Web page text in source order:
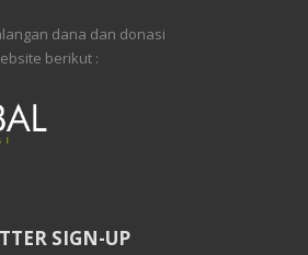
dana dan donasi
berikut :
SIGN-UP